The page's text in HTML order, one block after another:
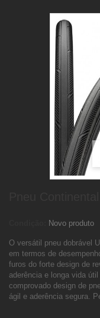
Novo produto
O versátil pneu dobrável
em termos de
furos do forte design de
aderência e longa vida
comprovado design de
ágil e aderência segura.